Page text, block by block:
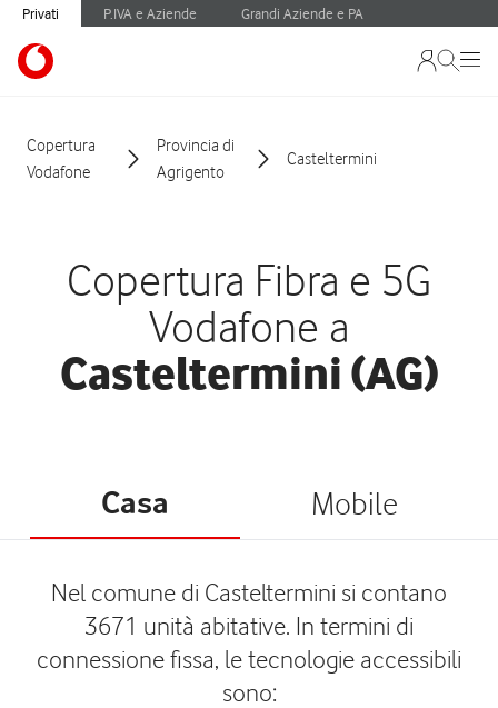
Privati P.IVA e Aziende Grandi Aziende e PA
Copertura
Vodafone
Provincia di
Agrigento
Casteltermini
Copertura Fibra e 5G
Vodafone a
Casteltermini (AG)
Casa Mobile
Nel comune di Casteltermini si contano
3671 unità abitative. In termini di
connessione fissa, le tecnologie accessibili
sono: